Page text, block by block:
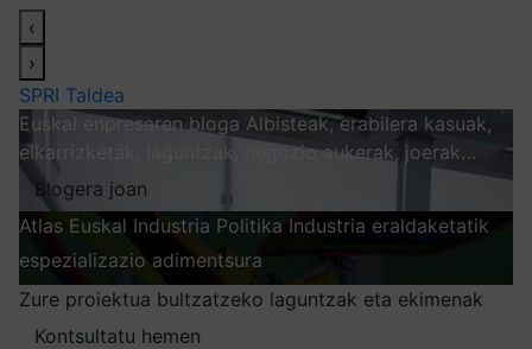
‹
›
SPRI Taldea
Euskal enpresaren bloga Albisteak, erabilera kasuak,
elkarrizketak, laguntzak, negozio aukerak, joerak…
Blogera joan
Atlas Euskal Industria Politika Industria eraldaketatik
espezializazio adimentsura
Zure proiektua bultzatzeko laguntzak eta ekimenak
Kontsultatu hemen